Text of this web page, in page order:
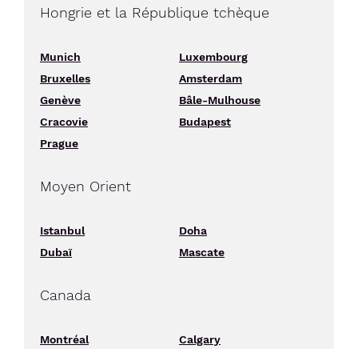
Hongrie et la République tchèque
Munich
Luxembourg
Bruxelles
Amsterdam
Genève
Bâle-Mulhouse
Cracovie
Budapest
Prague
Moyen Orient
Istanbul
Doha
Dubaï
Mascate
Canada
Montréal
Calgary